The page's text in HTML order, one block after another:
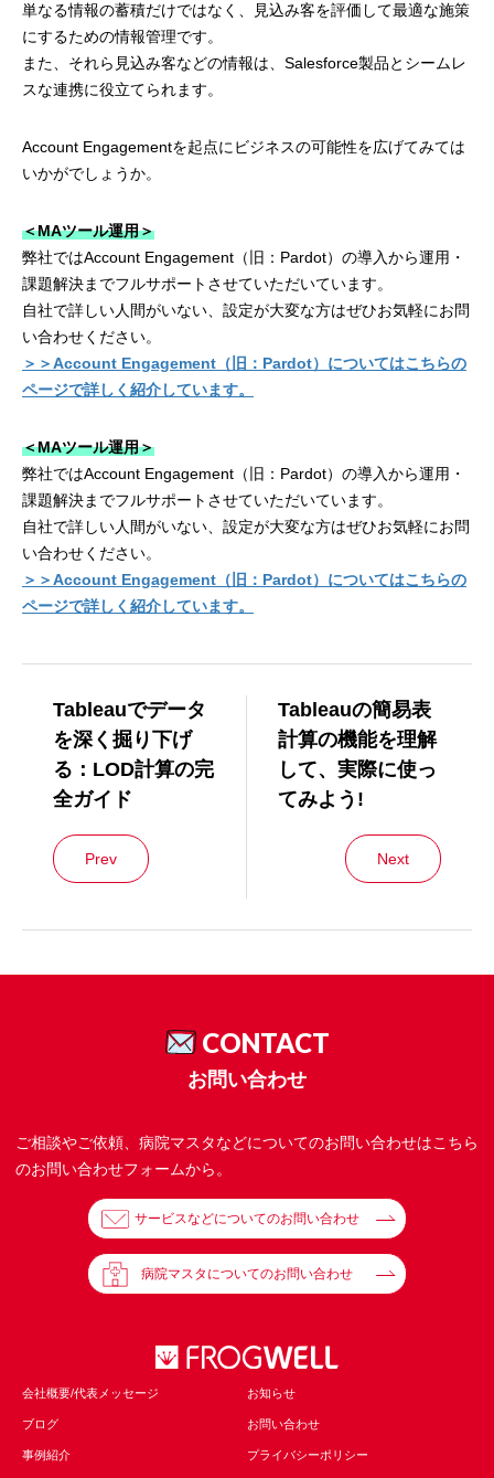
単なる情報の蓄積だけではなく、見込み客を評価して最適な施策
にするための情報管理です。
また、それら見込み客などの情報は、Salesforce製品とシームレ
スな連携に役立てられます。
Account Engagementを起点にビジネスの可能性を広げてみては
いかがでしょうか。
＜MAツール運用＞
弊社ではAccount Engagement（旧：Pardot）の導入から運用・
課題解決までフルサポートさせていただいています。
自社で詳しい人間がいない、設定が大変な方はぜひお気軽にお問
い合わせください。
＞＞Account Engagement（旧：Pardot）についてはこちらの
ページで詳しく紹介しています。
＜MAツール運用＞
弊社ではAccount Engagement（旧：Pardot）の導入から運用・
課題解決までフルサポートさせていただいています。
自社で詳しい人間がいない、設定が大変な方はぜひお気軽にお問
い合わせください。
＞＞Account Engagement（旧：Pardot）についてはこちらの
ページで詳しく紹介しています。
Tableauでデータ
を深く掘り下げ
る：LOD計算の完
全ガイド
Prev
Tableauの簡易表
計算の機能を理解
して、実際に使っ
てみよう!
Next
CONTACT
お問い合わせ
ご相談やご依頼、病院マスタなどについてのお問い合わせはこちら
のお問い合わせフォームから。
サービスなどについてのお問い合わせ
病院マスタについてのお問い合わせ
会社概要/代表メッセージ お知らせ
ブログ お問い合わせ
事例紹介 プライバシーポリシー